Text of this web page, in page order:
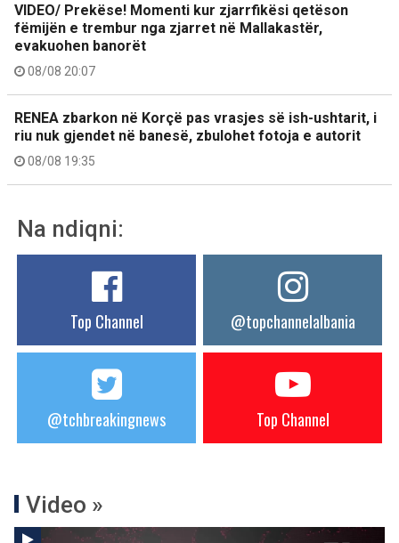
VIDEO/ Prekëse! Momenti kur zjarrfikësi qetëson
fëmijën e trembur nga zjarret në Mallakastër,
evakuohen banorët
08/08 20:07
RENEA zbarkon në Korçë pas vrasjes së ish-ushtarit, i
riu nuk gjendet në banesë, zbulohet fotoja e autorit
08/08 19:35
Na ndiqni:
Top Channel @topchannelalbania
@tchbreakingnews Top Channel
Video »